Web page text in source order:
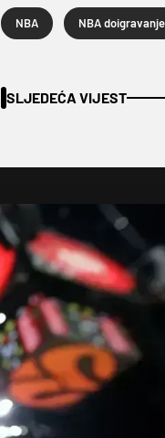
NBA NBA doigravanje
SLJEDEĆA VIJEST